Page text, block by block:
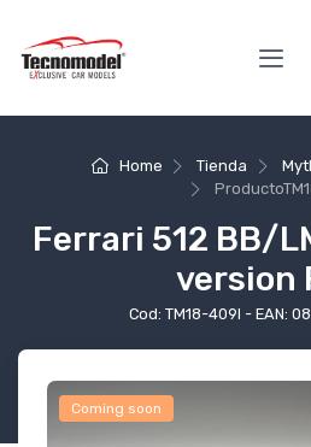
Home Tienda
Producto
Ferrari 512 BB/
version
Cod: TM18-409I - EAN:
Coming soon